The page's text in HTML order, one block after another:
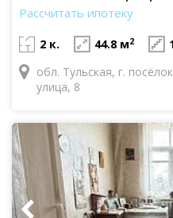
Рассчитать ипотеку
2 к. 44.8 м2
обл. Тульская, г.
улица, 8